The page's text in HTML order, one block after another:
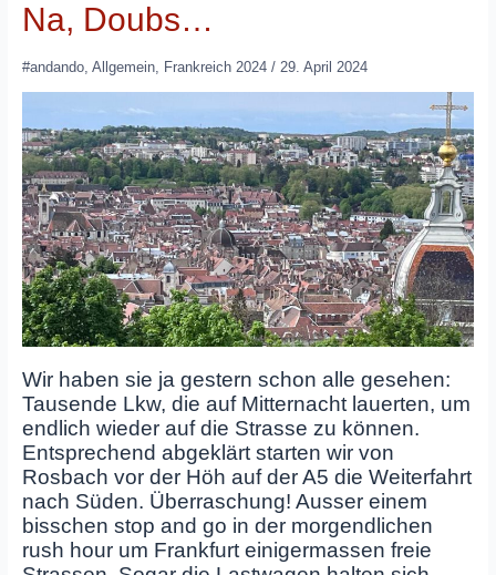
Na, Doubs…
#andando, Allgemein, Frankreich 2024/ 29. April 2024
Wir haben sie ja gestern schon alle gesehen:
Tausende Lkw, die auf Mitternacht lauerten, um
endlich wieder auf die Strasse zu können.
Entsprechend abgeklärt starten wir von
Rosbach vor der Höh auf der A5 die Weiterfahrt
nach Süden. Überraschung! Ausser einem
bisschen stop and go in der morgendlichen
rush hour um Frankfurt einigermassen freie